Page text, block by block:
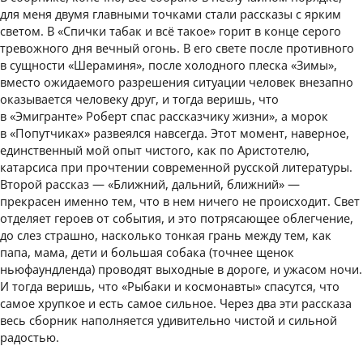
для меня двумя главными точками стали рассказы с ярким
светом. В «Спички табак и всё такое» горит в конце серого
тревожного дня вечный огонь. В его свете после противного
в сущности «Шераминя», после холодного плеска «Зимы»,
вместо ожидаемого разрешения ситуации человек внезапно
оказывается человеку друг, и тогда веришь, что
в «Эмигранте» Роберт спас рассказчику жизни», а морок
в «Попутчиках» развеялся навсегда. Этот момент, наверное,
единственный мой опыт чистого, как по Аристотелю,
катарсиса при прочтении современной русской литературы.
Второй рассказ — «Ближний, дальний, ближний» —
прекрасен именно тем, что в нем ничего не происходит. Свет
отделяет героев от события, и это потрясающее облегчение,
до слез страшно, насколько тонкая грань между тем, как
папа, мама, дети и большая собака (точнее щенок
ньюфаундленда) проводят выходные в дороге, и ужасом ночи.
И тогда веришь, что «Рыбаки и космонавты» спасутся, что
самое хрупкое и есть самое сильное. Через два эти рассказа
весь сборник наполняется удивительно чистой и сильной
радостью.